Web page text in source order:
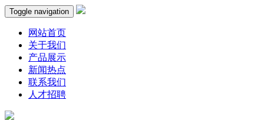
Toggle navigation
网站首页
关于我们
产品展示
新闻热点
联系我们
人才招聘